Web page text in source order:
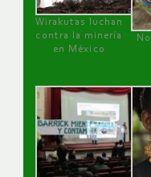
Wirakutas luchan
contra la minería
en México